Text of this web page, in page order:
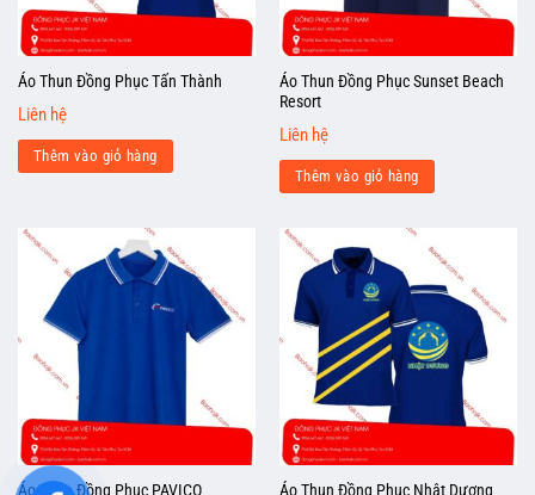
Áo Thun Đồng Phục Tấn Thành
Liên hệ
Thêm vào giỏ hàng
Áo Thun Đồng Phục Sunset Beach
Resort
Liên hệ
Thêm vào giỏ hàng
Áo Thun Đồng Phục PAVICO Áo Thun Đồng Phục Nhật Dương